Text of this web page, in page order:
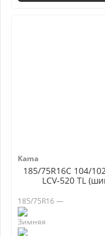
Kama
185/75R16C 104/
LCV-520 TL
185/75R16 —